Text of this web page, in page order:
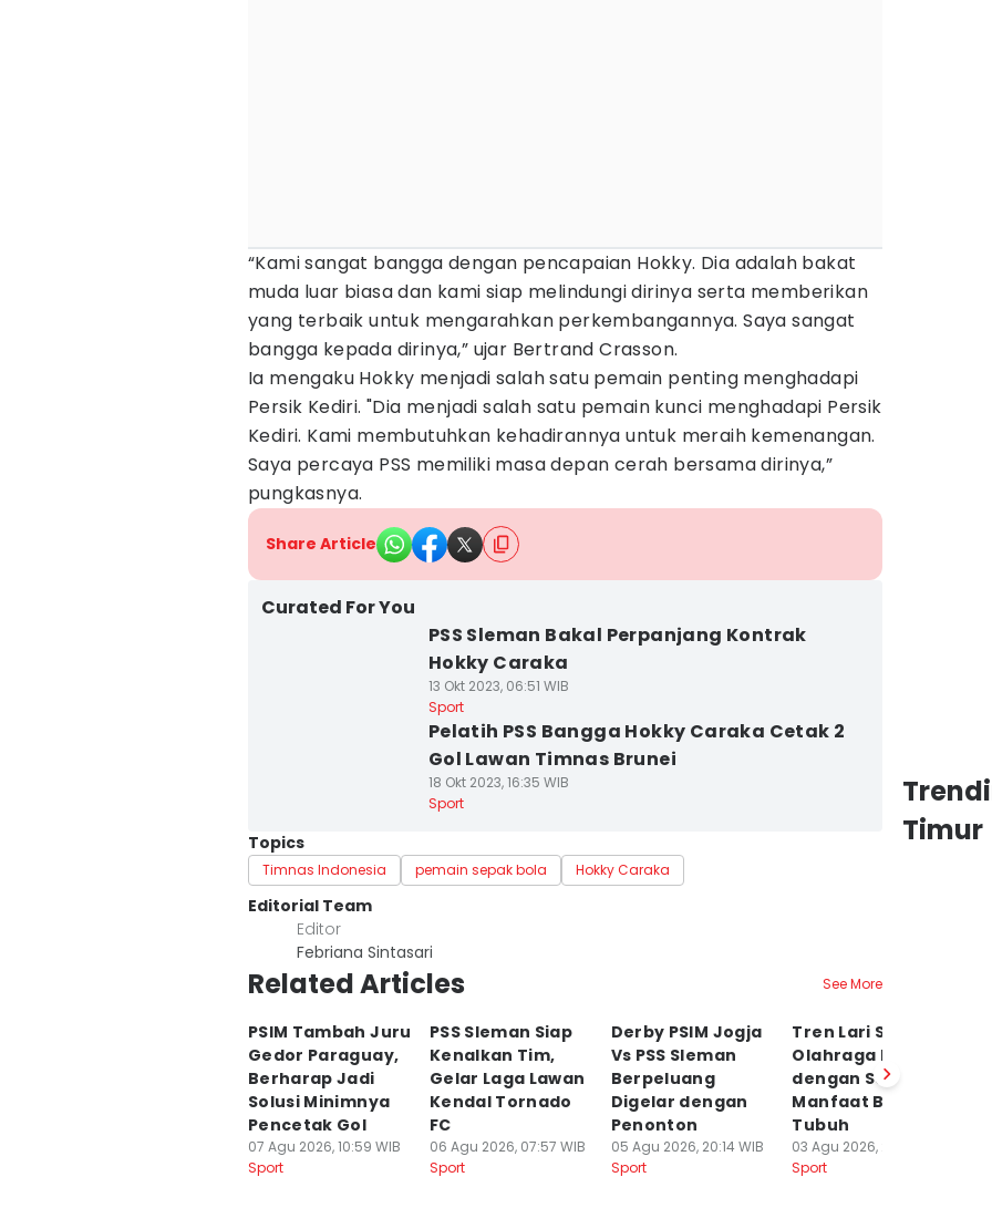
“Kami sangat bangga dengan pencapaian Hokky. Dia adalah bakat
muda luar biasa dan kami siap melindungi dirinya serta memberikan
yang terbaik untuk mengarahkan perkembangannya. Saya sangat
bangga kepada dirinya,” ujar Bertrand Crasson.
Ia mengaku Hokky menjadi salah satu pemain penting menghadapi
Persik Kediri. "Dia menjadi salah satu pemain kunci menghadapi Persik
Kediri. Kami membutuhkan kehadirannya untuk meraih kemenangan.
Saya percaya PSS memiliki masa depan cerah bersama dirinya,”
pungkasnya.
Share Article
Curated For You
PSS Sleman Bakal Perpanjang Kontrak
Hokky Caraka
13 Okt 2023, 06:51 WIB
Sport
Pelatih PSS Bangga Hokky Caraka Cetak 2
Gol Lawan Timnas Brunei
18 Okt 2023, 16:35 WIB
Sport
Topics
Timnas Indonesia pemain sepak bola Hokky Caraka
Editorial Team
Editor
Febriana Sintasari
Related Articles See More
PSIM Tambah Juru
Gedor Paraguay,
Berharap Jadi
Solusi Minimnya
Pencetak Gol
07 Agu 2026, 10:59 WIB
Sport
PSS Sleman Siap
Kenalkan Tim,
Gelar Laga Lawan
Kendal Tornado
FC
06 Agu 2026, 07:57 WIB
Sport
Derby PSIM Jogja
Vs PSS Sleman
Berpeluang
Digelar dengan
Penonton
05 Agu 2026, 20:14 WIB
Sport
Tren Lari Santai,
Olahraga Murah
dengan Segudang
Manfaat Bagi
Tubuh
03 Agu 2026, 20:40 WIB
Sport
Timur